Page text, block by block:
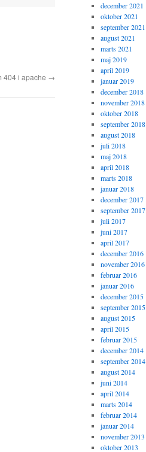
404 i apache →
december 2021
oktober 2021
september 2021
august 2021
marts 2021
maj 2019
april 2019
januar 2019
december 2018
november 2018
oktober 2018
september 2018
august 2018
juli 2018
maj 2018
april 2018
marts 2018
januar 2018
december 2017
september 2017
juli 2017
juni 2017
april 2017
december 2016
november 2016
februar 2016
januar 2016
december 2015
september 2015
august 2015
april 2015
februar 2015
december 2014
september 2014
august 2014
juni 2014
april 2014
marts 2014
februar 2014
januar 2014
november 2013
oktober 2013